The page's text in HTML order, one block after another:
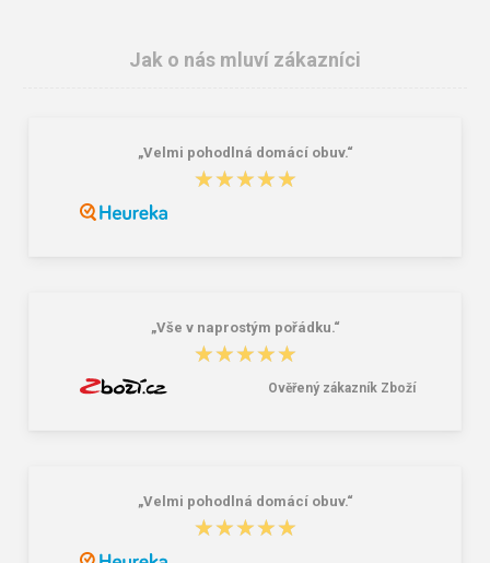
Jak o nás mluví zákazníci
„Velmi pohodlná domácí obuv.“
★★★★★
★★★★★
„Vše v naprostým pořádku.“
★★★★★
★★★★★
Ověřený zákazník Zboží
„Velmi pohodlná domácí obuv.“
★★★★★
★★★★★